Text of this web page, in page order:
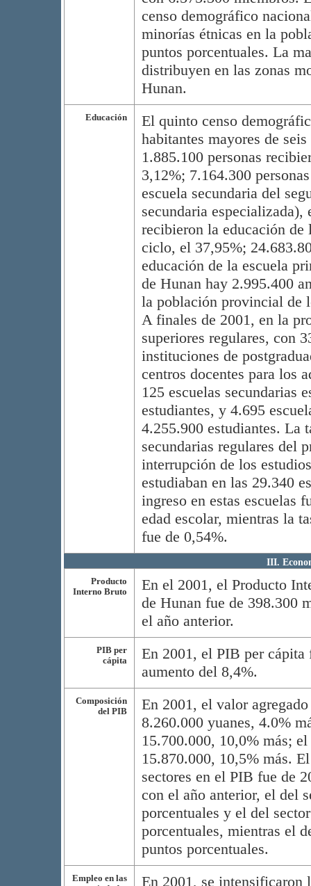
censo demográfico
minorías étnicas en la
puntos porcentuales. La
distribuyen en las zonas
Hunan.
Educación
El quinto censo
habitantes mayores de
1.885.100 personas
3,12%; 7.164.300
escuela secundaria del
secundaria
recibieron la educación de
ciclo, el 37,95%;
educación de la escuela
de Hunan hay 2.995.400
la población provincial de
A finales de 2001, en la
superiores regulares, con
instituciones de
centros docentes para los
125 escuelas secundarias
estudiantes, y 4.695
4.255.900 estudiantes. La
secundarias regulares del
interrupción de los
estudiaban en las 29.340
ingreso en estas escuelas
edad escolar, mientras la
fue de 0,54%.
III.
Producto
Interno Bruto
En el 2001, el Producto
de Hunan fue de 398.300
el año anterior.
PIB per
cápita
En 2001, el PIB per cápita
aumento del 8,4%.
Composición
del PIB
En 2001, el valor
8.260.000 yuanes, 4.0%
15.700.000, 10,0% más;
15.870.000, 10,5% más.
sectores en el PIB fue de
con el año anterior, el del
porcentuales y el del
porcentuales, mientras el
puntos porcentuales.
Empleo en las
En 2001, se intensificaron